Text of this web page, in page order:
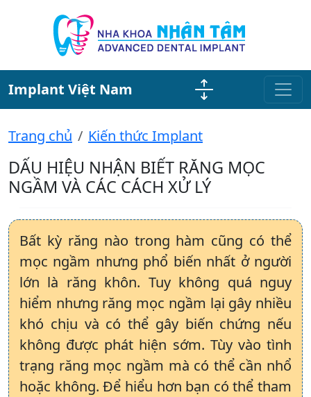
Implant Việt Nam
Trang chủ Kiến thức Implant
DẤU HIỆU NHẬN BIẾT RĂNG MỌC
NGẦM VÀ CÁC CÁCH XỬ LÝ
Bất kỳ răng nào trong hàm cũng có thể
mọc ngầm nhưng phổ biến nhất ở người
lớn là răng khôn. Tuy không quá nguy
hiểm nhưng răng mọc ngầm lại gây nhiều
khó chịu và có thể gây biến chứng nếu
không được phát hiện sớm. Tùy vào tình
trạng răng mọc ngầm mà có thể cần nhổ
hoặc không. Để hiểu hơn bạn có thể tham